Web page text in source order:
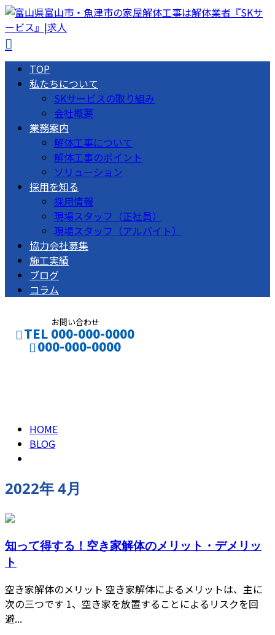
TOP
私たちについて
SKサービスの取り組み
会社概要
業務案内
解体工事について
解体工事のポイント
ソリューション
採用を知る
採用情報
現場スタッフ（正社員）
現場スタッフ（アルバイト）
協力会社募集
施工実績
ブログ
コラム
お問い合わせ
TEL 000-000-0000
000-000-0000
HOME
BLOG
2022年 4月
知って得する！空き家解体のメリット・デメリッ
ト
空き家解体のメリット 空き家解体によるメリットは、主に
次の三つです 1、空き家を放置することによるリスクを回
避...